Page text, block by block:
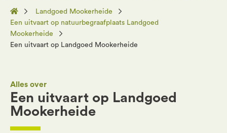
Landgoed Mookerheide
Een uitvaart op natuurbegraafplaats Landgoed
Mookerheide
Een uitvaart op Landgoed Mookerheide
Alles over
Een uitvaart op Landgoed
Mookerheide